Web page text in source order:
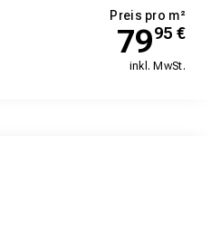
Preis pro m²
7995 €
inkl. MwSt.